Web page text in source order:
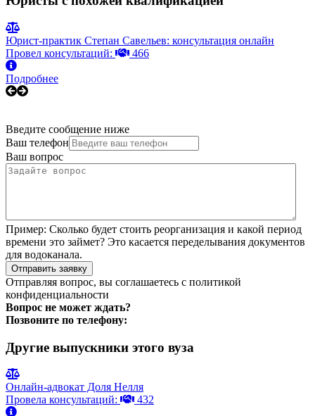
Юрист-практик Степан Савельев: консультация онлайн
Провел консультаций:
466
Подробнее
Введите сообщение ниже
Ваш телефон
Ваш вопрос
Пример: Сколько будет стоить реорганизация и какой период
времени это займет? Это касается переделывания документов
для водоканала.
Отправить заявку
Отправляя вопрос, вы соглашаетесь с политикой
конфиденциальности
Вопрос не может ждать?
Позвоните по телефону:
Другие выпускники этого вуза
Онлайн-адвокат Доля Нелля
Провела консультаций:
432